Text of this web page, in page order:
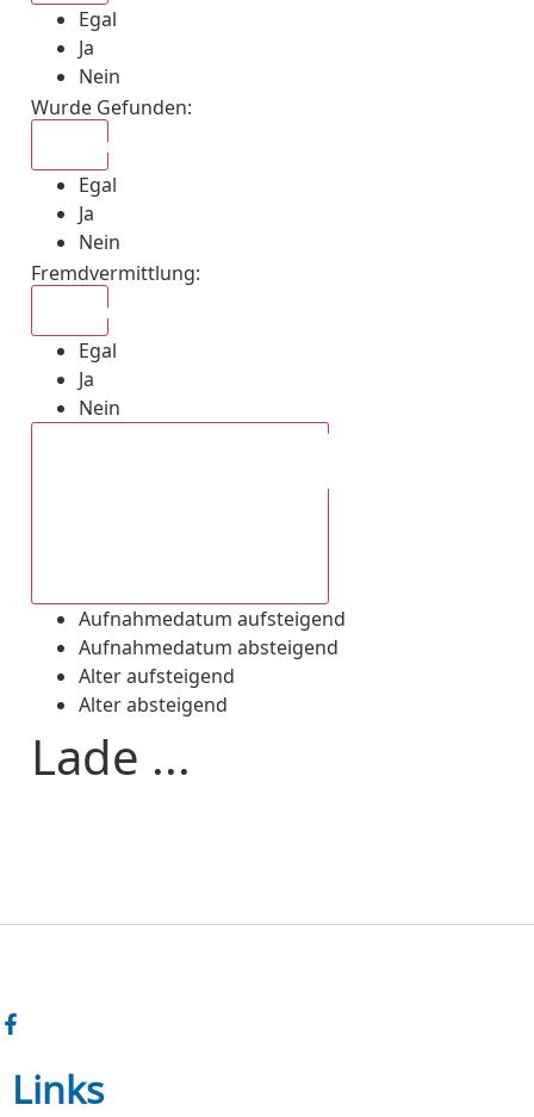
Egal
Ja
Nein
Wurde Gefunden:
Egal
Ja
Nein
Fremdvermittlung:
Egal
Ja
Nein
Aufnahmedatum aufsteigend
Aufnahmedatum absteigend
Alter aufsteigend
Alter absteigend
Lade ...
Links